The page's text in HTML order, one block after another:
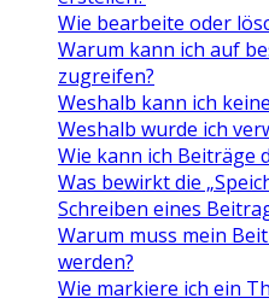
Wie bearbeite oder
Warum kann ich auf
zugreifen?
Weshalb kann ich
Weshalb wurde ich
Wie kann ich Beiträge
Was bewirkt die
Schreiben eines
Warum muss mein
werden?
Wie markiere ich ein